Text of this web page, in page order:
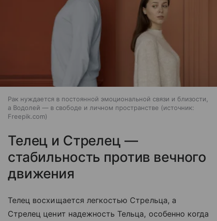
Рак нуждается в постоянной эмоциональной связи и близости,
а Водолей — в свободе и личном пространстве
источник:
Freepik.com
Телец и Стрелец —
стабильность против вечного
движения
Телец восхищается легкостью Стрельца, а
Стрелец ценит надежность Тельца, особенно когда